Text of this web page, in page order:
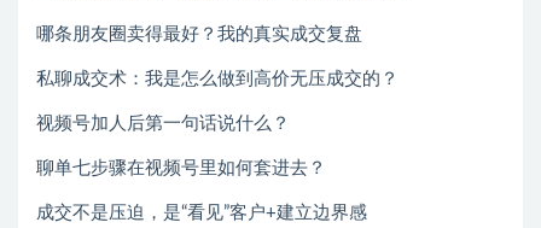
哪条朋友圈卖得最好？我的真实成交复盘
私聊成交术：我是怎么做到高价无压成交的？
视频号加人后第一句话说什么？
聊单七步骤在视频号里如何套进去？
成交不是压迫，是“看见”客户+建立边界感